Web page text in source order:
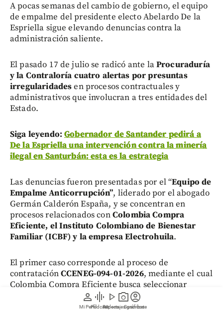
person
Mi Perfil
graphic_eq
Pódcast
play_arrow
Videos
photo_camera
Reportajes gráficos
account_circle
Suscríbete
A pocas semanas del cambio de gobierno, el equipo
de empalme del presidente electo Abelardo De la
Espriella sigue elevando denuncias contra la
administración saliente.
El pasado 17 de julio se radicó ante laProcuraduría
y la Contraloría cuatro alertas por presuntas
irregularidadesen procesos contractuales y
administrativos que involucran a tres entidades del
Estado.
Siga leyendo:Gobernador de Santander pedirá a
De la Espriella una intervención contra la minería
ilegal en Santurbán: esta es la estrategia
Las denuncias fueron presentadas por el “Equipo de
Empalme Anticorrupción”, liderado por el abogado
Germán Calderón España, y se concentran en
procesos relacionados conColombia Compra
Eficiente, el Instituto Colombiano de Bienestar
Familiar (ICBF) y la empresa Electrohuila.
El primer caso corresponde al proceso de
contrataciónCCENEG-094-01-2026, mediante el cual
Colombia Compra Eficiente busca seleccionar
proveedores de servicios de ciberseguridad en un
contrato cercano a los 300.000 millones de pesos